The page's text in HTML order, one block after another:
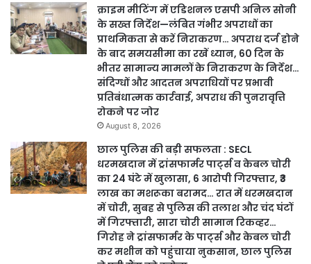
क्राइम मीटिंग में एडिशनल एसपी अनिल सोनी
के सख्त निर्देश—लंबित गंभीर अपराधों का
प्राथमिकता से करें निराकरण… अपराध दर्ज होने
के बाद समयसीमा का रखें ध्यान, 60 दिन के
भीतर सामान्य मामलों के निराकरण के निर्देश…
संदिग्धों और आदतन अपराधियों पर प्रभावी
प्रतिबंधात्मक कार्रवाई, अपराध की पुनरावृत्ति
रोकने पर जोर
August 8, 2026
छाल पुलिस की बड़ी सफलता : SECL
धरमखदान में ट्रांसफार्मर पार्ट्स व केबल चोरी
का 24 घंटे में खुलासा, 6 आरोपी गिरफ्तार, ₹3
लाख का मशरूका बरामद… रात में धरमखदान
में चोरी, सुबह से पुलिस की तलाश और चंद घंटों
में गिरफ्तारी, सारा चोरी सामान रिकव्हर…
गिरोह ने ट्रांसफार्मर के पार्ट्स और केबल चोरी
कर मशीन को पहुंचाया नुकसान, छाल पुलिस